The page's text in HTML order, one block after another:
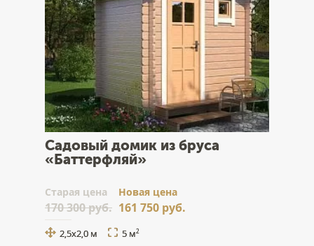
Садовый домик из бруса
«Баттерфляй»
Cтарая цена
170 300 руб.
Новая цена
161 750 руб.
2,5x2,0 м 5 м2